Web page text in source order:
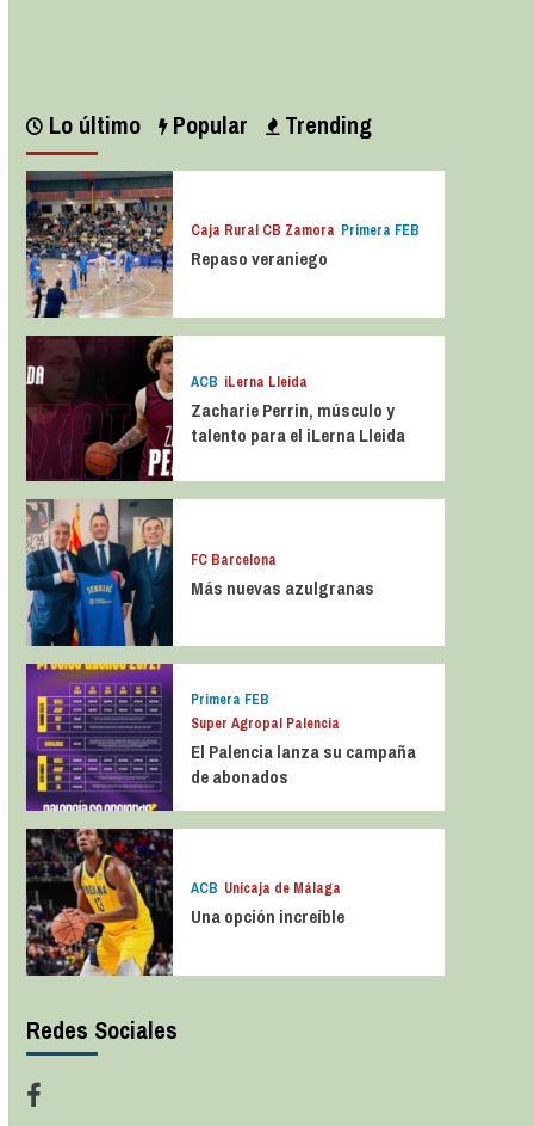
Lo último Popular Trending
Caja Rural CB Zamora Primera FEB
Repaso veraniego
ACB iLerna Lleida
Zacharie Perrin, músculo y
talento para el iLerna Lleida
FC Barcelona
Más nuevas azulgranas
Primera FEB
Super Agropal Palencia
El Palencia lanza su campaña
de abonados
ACB Unicaja de Málaga
Una opción increíble
Redes Sociales